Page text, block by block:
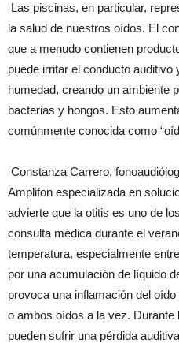
Las piscinas, en particular,
la salud de nuestros oídos. El
que a menudo contienen
puede irritar el conducto
humedad, creando un ambiente
bacterias y hongos. Esto
comúnmente conocida como
Constanza Carrero,
Amplifon especializada en
advierte que la otitis es uno de
consulta médica durante el
temperatura, especialmente
por una acumulación de líquido
provoca una inflamación del
o ambos oídos a la vez. Durante
pueden sufrir una pérdida